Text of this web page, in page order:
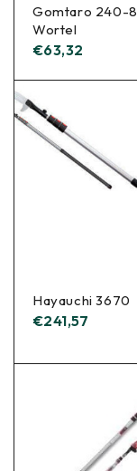
Gomtaro 240-8
Wortel
€63,32
Hayauchi 3670
€241,57